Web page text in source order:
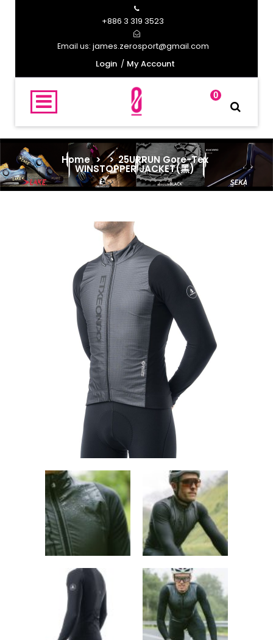
+886 3 319 3523
Email us: james.zerosport@gmail.com
Login
My Account
0
Home > >25URRUN Gore-Tex
WINSTOPPER JACKET(黑)